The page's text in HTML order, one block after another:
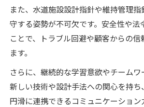
また、水道施設設計指針や維持管理
守する姿勢が不可欠です。安全性や法
ことで、トラブル回避や顧客からの信
ます。
さらに、継続的な学習意欲やチームワ
新しい技術や設計手法への関心を持ち
円滑に連携できるコミュニケーション